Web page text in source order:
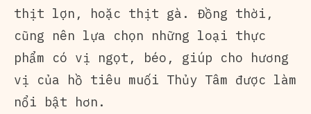
thịt lợn, hoặc thịt gà. Đồng thời,
cũng nên lựa chọn những loại thực
phẩm có vị ngọt, béo, giúp cho hương
vị của hồ tiêu muối Thủy Tâm được làm
nổi bật hơn.